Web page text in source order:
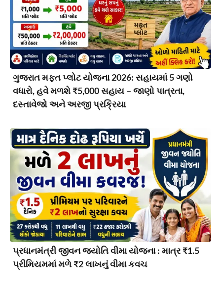
ગુજરાત મફત પ્લોટ યોજના 2026: સહાયમાં 5 ગણો
વધારો, હવે મળશે ₹5,000 સહાય – જાણો પાત્રતા,
દસ્તાવેજો અને અરજી પ્રક્રિયા
પ્રધાનમંત્રી જીવન જ્યોતિ વીમા યોજના : માત્ર ₹1.5
પ્રીમિયમમાં મળે ₹2 લાખનું વીમા કવચ